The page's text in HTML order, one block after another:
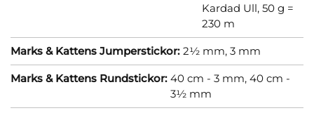
Kardad Ull, 50 g =
230 m
Marks & Kattens Jumperstickor: 2½ mm, 3 mm
Marks & Kattens Rundstickor: 40 cm - 3 mm, 40 cm -
3½ mm